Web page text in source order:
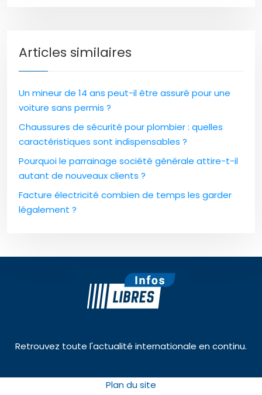
Articles similaires
Un mineur de 14 ans peut-il être assuré pour une
voiture sans permis ?
Chaussures de sécurité pour plombier : quelles
caractéristiques sont indispensables ?
Pourquoi le parrainage société générale attire-t-il
autant de nouveaux clients ?
Facture électricité combien de temps les garder
légalement ?
Retrouvez toute l'actualité internationale en continu.
Plan du site